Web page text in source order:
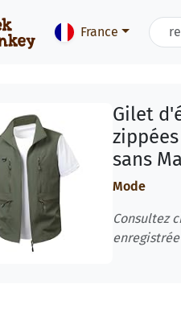
France
Gilet
sans
Mode
Consultez